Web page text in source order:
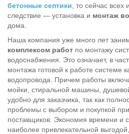
бетонные септики , то сейчас
следствие — установка и монтаж
дома.
Наша компания уже много лет
комплексом работ по монтажу
водоснабжения. Это означает, в
монтажа готовой к работе системе
водопровода. Причем работы
мойки, стиральной машины,
удобно для заказчика, так как
проблемы с выбором и покупкой
поставщиков. Экономия времени и
наиболее привлекательной